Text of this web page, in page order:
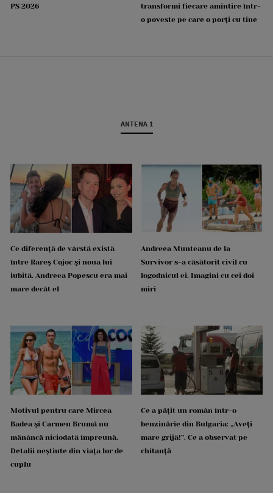
PS 2026
transformi fiecare amintire într-
o poveste pe care o porți cu tine
ANTENA 1
Ce diferență de vârstă există
între Rareș Cojoc și noua lui
iubită. Andreea Popescu era mai
mare decât el
Andreea Munteanu de la
Survivor s-a căsătorit civil cu
logodnicul ei. Imagini cu cei doi
miri
Motivul pentru care Mircea
Badea și Carmen Brumă nu
mănâncă niciodată împreună.
Detalii neștiute din viața lor de
cuplu
Ce a pățit un român într-o
benzinărie din Bulgaria: „Aveți
mare grijă!”. Ce a observat pe
chitanță